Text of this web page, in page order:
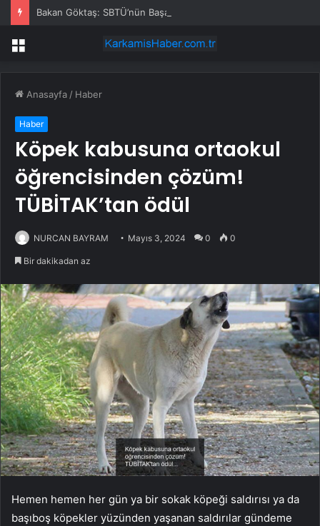
Bakan Göktaş: SBTÜ’nün Başarıları Gurur Verici
Menü
Anasayfa / Haber
Haber
Köpek kabusuna ortaokul
öğrencisinden çözüm!
TÜBİTAK’tan ödül
NURCAN BAYRAM Mayıs 3, 2024 0 0
Bir dakikadan az
Hemen hemen her gün ya bir sokak köpeği saldırısı ya da
başıboş köpekler yüzünden yaşanan saldırılar gündeme